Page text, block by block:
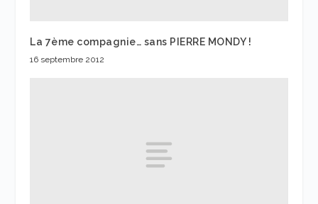
La 7ème compagnie… sans PIERRE MONDY !
16 septembre 2012